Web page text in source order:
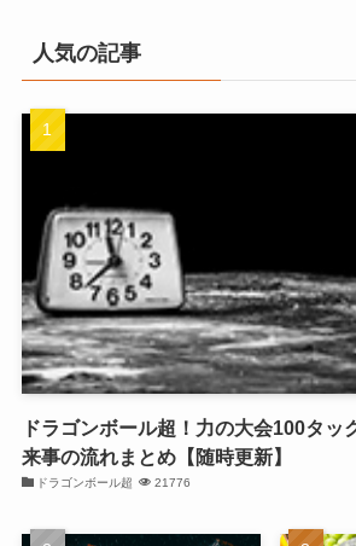
人気の記事
ドラゴンボール超！力の大会100タッ
来事の流れまとめ【随時更新】
ドラゴンボール超 21776